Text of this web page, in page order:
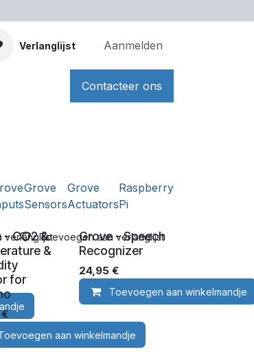
Verlanglijst Aanmelden
Contacteer ons
Grove
Sensors
Grove
Actuators
Raspberry
Pi
- CO2 &
&
for
€
aan winkelmandje
verlanglijst
Grove - Speech
Recognizer
24,95 €
Toevoegen aan winkelmandje
Toevoegen aan verlanglijst